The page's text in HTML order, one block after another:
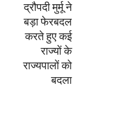
द्रौपदी मुर्मू ने
बड़ा फेरबदल
करते हुए कई
राज्यों के
राज्यपालों को
बदला